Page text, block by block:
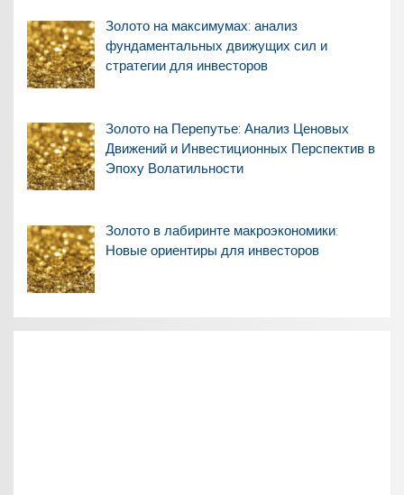
Золото на максимумах: анализ
фундаментальных движущих сил и
стратегии для инвесторов
Золото на Перепутье: Анализ Ценовых
Движений и Инвестиционных Перспектив в
Эпоху Волатильности
Золото в лабиринте макроэкономики:
Новые ориентиры для инвесторов